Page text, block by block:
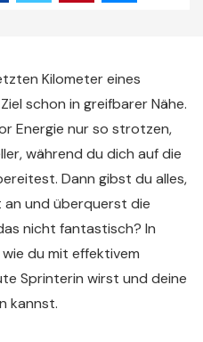
Kilometer eines
schon in greifbarer Nähe.
Energie nur so strotzen,
während du dich auf die
Dann gibst du alles,
und überquerst die
nicht fantastisch? In
du mit effektivem
Sprinterin wirst und deine
kannst.